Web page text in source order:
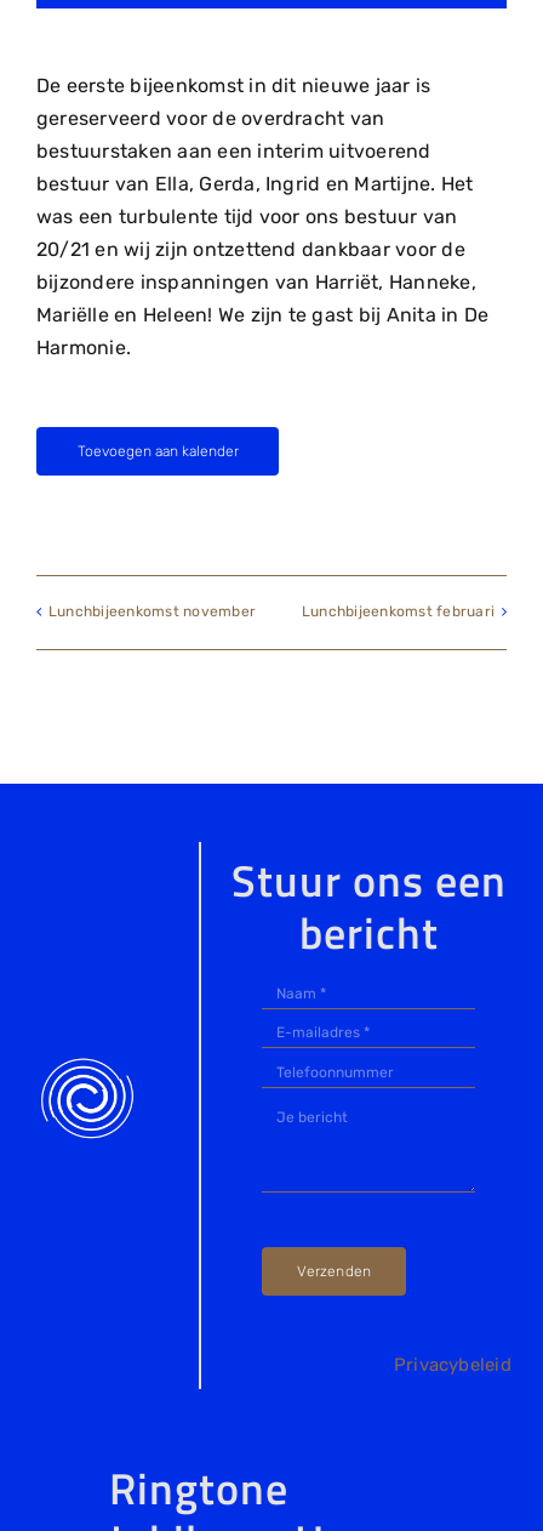
De eerste bijeenkomst in dit nieuwe jaar is
gereserveerd voor de overdracht van
bestuurstaken aan een interim uitvoerend
bestuur van Ella, Gerda, Ingrid en Martijne. Het
was een turbulente tijd voor ons bestuur van
20/21 en wij zijn ontzettend dankbaar voor de
bijzondere inspanningen van Harriët, Hanneke,
Mariëlle en Heleen! We zijn te gast bij Anita in De
Harmonie.
Toevoegen aan kalender
Lunchbijeenkomst november Lunchbijeenkomst februari
Ringtone
Stuur ons een
bericht
Verzenden
Privacybeleid